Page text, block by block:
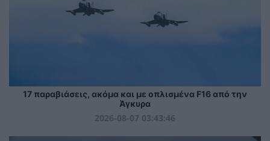
17 παραβιάσεις, ακόμα και με οπλισμένα F16 από την
Άγκυρα
2026-08-07 03:43:46